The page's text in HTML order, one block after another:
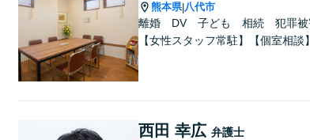
熊本県|八代市
離婚 DV 子ども 相続 犯罪
【女性スタッフ常駐】【個室相談
西田 幸広 弁護士